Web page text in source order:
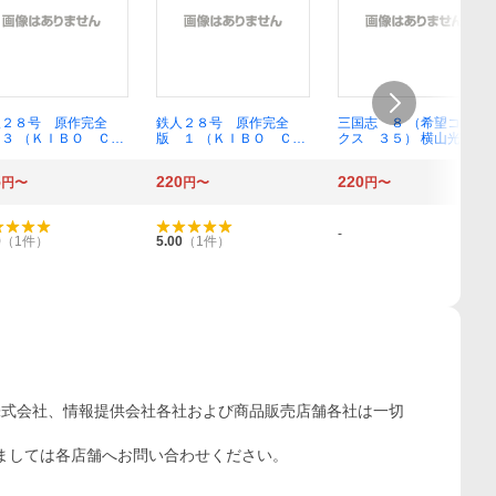
２８号 原作完全
（ＫＩＢＯ ＣＯ
／監修
鉄人２８号 原作完全
版 １ （ＫＩＢＯ ＣＯ
ション／監修
三国志 ８ （希望コミッ
クス ３５） 横山光輝／
円〜 220円〜 220円〜
（ 1件） 5.00 （ 1件） -
会社、情報提供会社各社および商品販売店舗各社は一切
ては各店舗へお問い合わせください。